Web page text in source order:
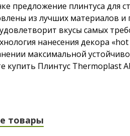
предложение плинтуса для
из лучших материалов
вкусы самых
нанесения декора
максимальной
купить Плинтус Thermoplast
товары